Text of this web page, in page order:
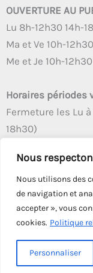
Nous
Nous utilisons des
de navigation et
accepter », vous
cookies. Politique
Personnaliser
OUVERTURE AU
Lu 8h-12h30 14h-
Ma et Ve 10h-12h30
Me et Je 10h-
Horaires périodes
Fermeture les Lu
18h30)
Copyright © 2026